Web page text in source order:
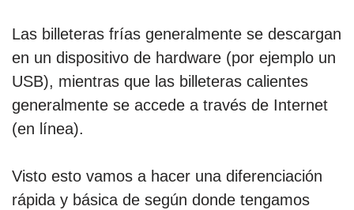
Las billeteras frías generalmente se descargan
en un dispositivo de hardware (por ejemplo un
USB), mientras que las billeteras calientes
generalmente se accede a través de Internet
(en línea).
Visto esto vamos a hacer una diferenciación
rápida y básica de según donde tengamos